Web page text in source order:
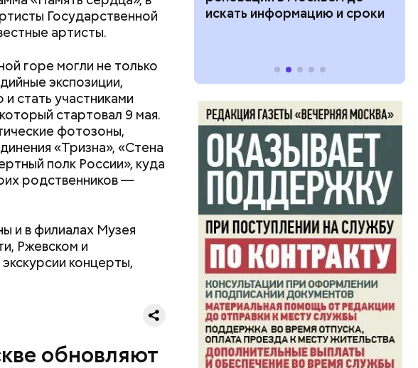
Государственной
артисты.
горе могли не только
экспозиции,
стать участниками
стартовал 9 мая.
фотозоны,
«Тризна», «Стена
полк России», куда
родственников —
и в филиалах Музея
Ржевском и
концерты,
обновляют
экономики.
работу еще во время
практики. А 95
— заявила она.
работают
ума и характера.
ситуации: кто может
и какие нужны
документы
искать информацию и сроки